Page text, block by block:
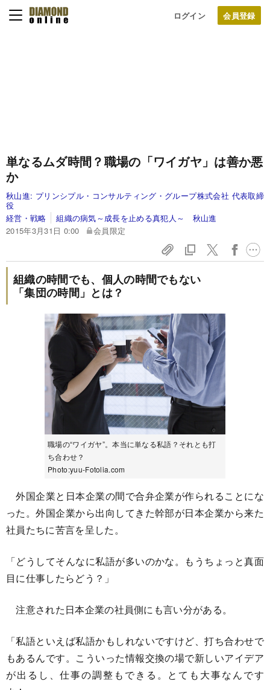
ログイン
単なるムダ時間？職場の「ワイガヤ」は善か悪
か
秋山進: プリンシプル・コンサルティング・グループ株式会社 代表取締
役
経営・戦略
組織の病気～成長を止める真犯人～ 秋山進
2015年3月31日 0:00
会員限定
組織の時間でも、個人の時間でもない
「集団の時間」とは？
職場の“ワイガヤ”。本当に単なる私語？それとも打
ち合わせ？
Photo:yuu-Fotolia.com
外国企業と日本企業の間で合弁企業が作られることにな
った。外国企業から出向してきた幹部が日本企業から来た
社員たちに苦言を呈した。
「どうしてそんなに私語が多いのかな。もうちょっと真面
目に仕事したらどう？」
注意された日本企業の社員側にも言い分がある。
「私語といえば私語かもしれないですけど、打ち合わせで
もあるんです。こういった情報交換の場で新しいアイデア
が出るし、仕事の調整もできる。とても大事なんです